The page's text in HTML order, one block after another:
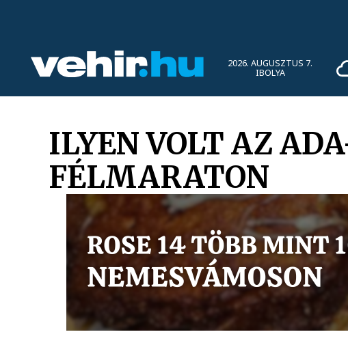
2026. AUGUSZTUS 7.
IBOLYA
ILYEN VOLT AZ
FÉLMARATON